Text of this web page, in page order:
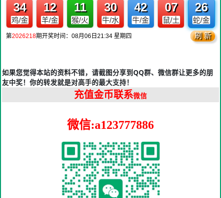
如果您觉得本站的资料不错，请截图分享到QQ群、微信群让更多的朋
友中奖！你的转发就是对高手的最大支持！
充值金币联系微信
微信:a123777886